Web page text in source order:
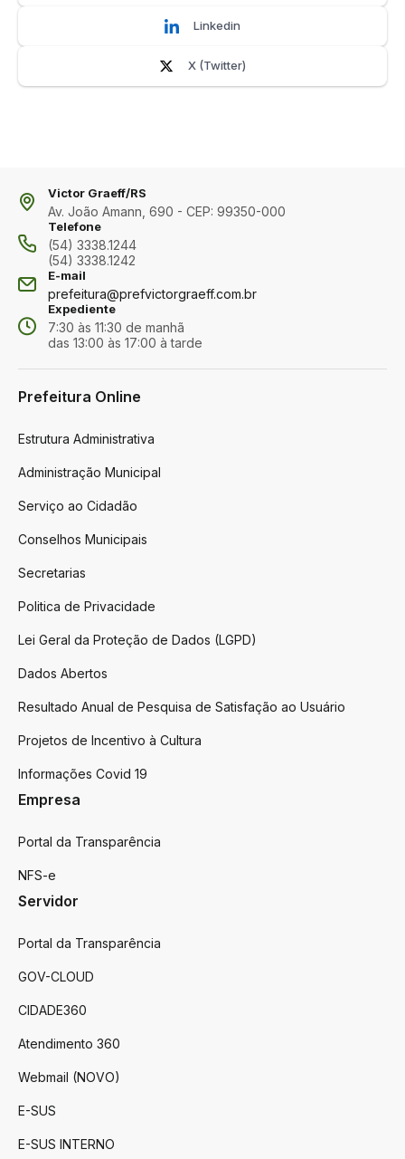
Linkedin
X (Twitter)
Victor Graeff/RS
Av. João Amann, 690 - CEP: 99350-000
Telefone
(54) 3338.1244
(54) 3338.1242
E-mail
prefeitura@prefvictorgraeff.com.br
Expediente
7:30 às 11:30 de manhã
das 13:00 às 17:00 à tarde
Prefeitura Online
Estrutura Administrativa
Administração Municipal
Serviço ao Cidadão
Conselhos Municipais
Secretarias
Politica de Privacidade
Lei Geral da Proteção de Dados (LGPD)
Dados Abertos
Resultado Anual de Pesquisa de Satisfação ao Usuário
Projetos de Incentivo à Cultura
Informações Covid 19
Empresa
Portal da Transparência
NFS-e
Servidor
Portal da Transparência
GOV-CLOUD
CIDADE360
Atendimento 360
Webmail (NOVO)
E-SUS
E-SUS INTERNO